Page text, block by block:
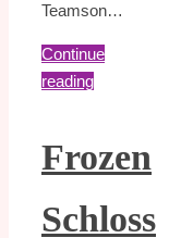
Teamson…
Continue
reading
Frozen
Schloss